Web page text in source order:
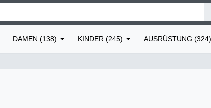
DAMEN (138) KINDER (245) AUSRÜSTUNG (324)